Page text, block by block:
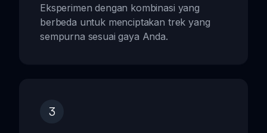
Eksperimen dengan kombinasi yang
berbeda untuk menciptakan trek yang
sempurna sesuai gaya Anda.
3